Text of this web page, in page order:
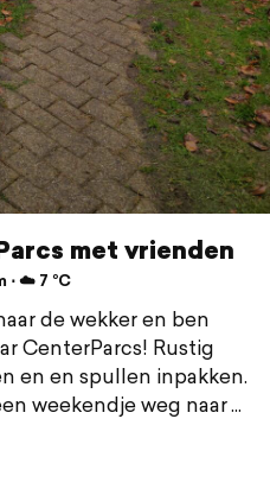
met vrienden
⋅ ☁️ 7 °C
de wekker en ben
CenterParcs! Rustig
en en spullen inpakken.
weekendje weg naar